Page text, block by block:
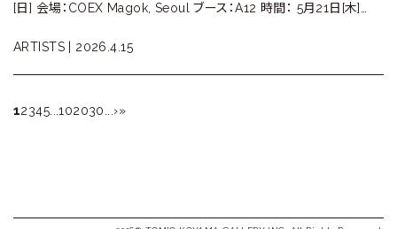
[日] 会場：COEX Magok, Seoul ブース：A12 時間： 5月21日[木]…
ARTISTS | 2026.4.15
12345...102030...›»